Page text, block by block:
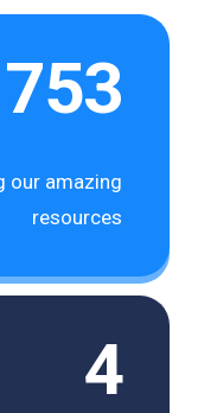
753
our amazing
resources
4